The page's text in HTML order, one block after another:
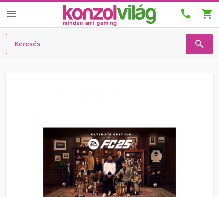
  
